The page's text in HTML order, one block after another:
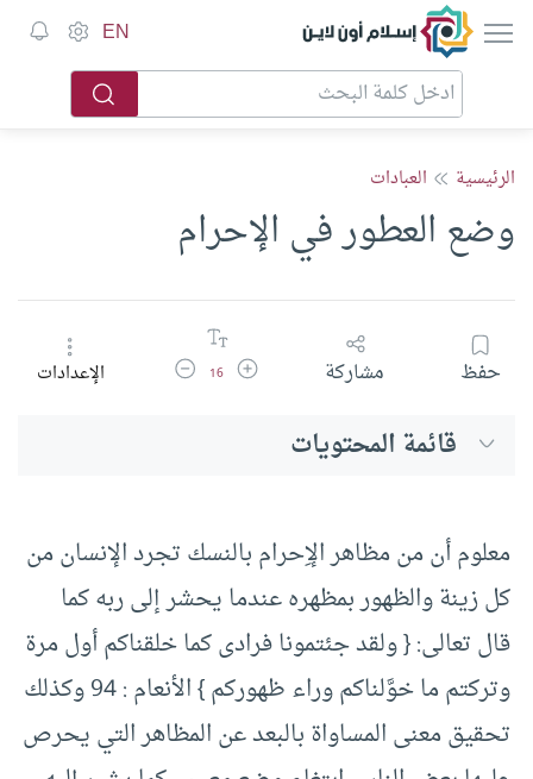
إسلام أون لاين EN
الرئيسية العبادات
وضع العطور في الإحرام
حفظ مشاركة زيادة حجم الخط
16 تقليل حجم الخطالإعدادات
قائمة المحتويات
معلوم أن من مظاهر الإِحرام بالنسك تجرد الإنسان من
كل زينة والظهور بمظهره عندما يحشر إلى ربه كما
قال تعالى: {‏ ولقد جئتمونا فرادى كما خلقناكم أول مرة
وتركتم ما خوَّلناكم وراء ظهوركم }‏ الأنعام :‏ ‏94 وكذلك
تحقيق معنى المساواة بالبعد عن المظاهر التي يحرص